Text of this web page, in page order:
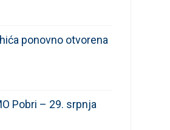
ponovno otvorena
Pobri – 29. srpnja